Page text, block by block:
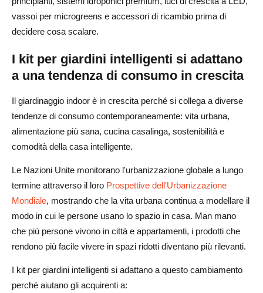
vassoi per microgreens e accessori di ricambio prima di
decidere cosa scalare.
I kit per giardini intelligenti si adattano
a una tendenza di consumo in crescita
Il giardinaggio indoor è in crescita perché si collega a diverse
tendenze di consumo contemporaneamente: vita urbana,
alimentazione più sana, cucina casalinga, sostenibilità e
comodità della casa intelligente.
Le Nazioni Unite monitorano l'urbanizzazione globale a lungo
termine attraverso il loro Prospettive dell'Urbanizzazione
Mondiale, mostrando che la vita urbana continua a modellare il
modo in cui le persone usano lo spazio in casa. Man mano
che più persone vivono in città e appartamenti, i prodotti che
rendono più facile vivere in spazi ridotti diventano più rilevanti.
I kit per giardini intelligenti si adattano a questo cambiamento
perché aiutano gli acquirenti a: